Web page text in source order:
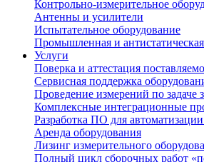
Контрольно-измерительное
Антенны и усилители
Испытательное оборудование
Промышленная и
Услуги
Поверка и аттестация
Сервисная поддержка
Проведение измерений по задаче
Комплексные интеграционные
Разработка ПО для
Аренда оборудования
Лизинг измерительного
Полный цикл сборочных работ